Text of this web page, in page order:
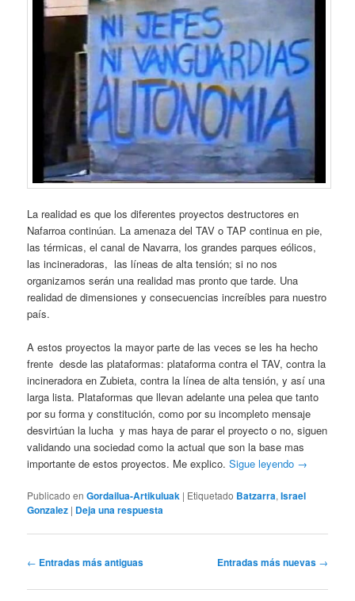
La realidad es que los diferentes proyectos destructores en
Nafarroa continúan. La amenaza del TAV o TAP continua en pie,
las térmicas, el canal de Navarra, los grandes parques eólicos,
las incineradoras, las líneas de alta tensión; si no nos
organizamos serán una realidad mas pronto que tarde. Una
realidad de dimensiones y consecuencias increíbles para nuestro
país.
A estos proyectos la mayor parte de las veces se les ha hecho
frente desde las plataformas: plataforma contra el TAV, contra la
incineradora en Zubieta, contra la línea de alta tensión, y así una
larga lista. Plataformas que llevan adelante una pelea que tanto
por su forma y constitución, como por su incompleto mensaje
desvirtúan la lucha y mas haya de parar el proyecto o no, siguen
validando una sociedad como la actual que son la base mas
importante de estos proyectos. Me explico.Sigue leyendo →
Publicado en Gordailua-Artikuluak | Etiquetado Batzarra,Israel
Gonzalez | Deja una respuesta
Navegador de artículos
← Entradas más antiguas Entradas más nuevas →